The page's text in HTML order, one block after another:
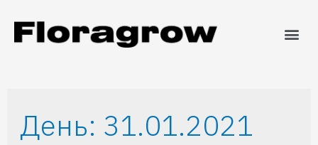
День: 31.01.2021